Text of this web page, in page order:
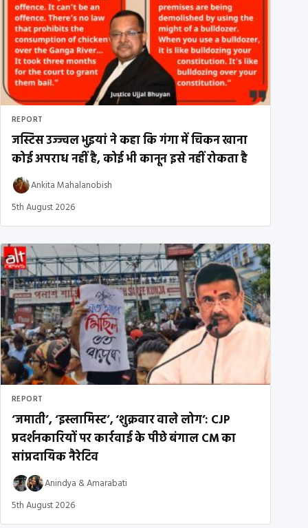
REPORT
जस्टिस उज्ज्वल भुइयां ने कहा कि गंगा में चिकन खाना
कोई अपराध नहीं है, कोई भी कानून इसे नहीं रोकता है
Ankita Mahalanobish
5th August 2026
REPORT
‘जमाती’, ‘इस्लामिस्ट’, ‘शुक्रवार वाले लोग’: CJP
प्रदर्शनकारियों पर कार्रवाई के पीछे बंगाल CM का
सांप्रदायिक नैरेटिव
Anindya &Amarabati
5th August 2026